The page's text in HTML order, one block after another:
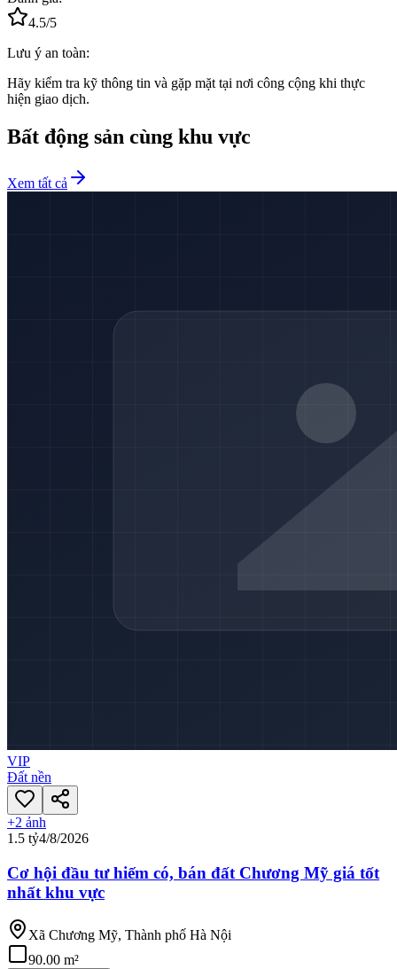
4.5/5
Lưu ý an toàn:
Hãy kiểm tra kỹ thông tin và gặp mặt tại nơi công cộng khi thực
hiện giao dịch.
Bất động sản cùng khu vực
Xem tất cả
VIP
Đất nền
+2 ảnh
1.5 tỷ4/8/2026
Cơ hội đầu tư hiếm có, bán đất Chương Mỹ giá tốt
nhất khu vực
Xã Chương Mỹ, Thành phố Hà Nội
90.00 m²